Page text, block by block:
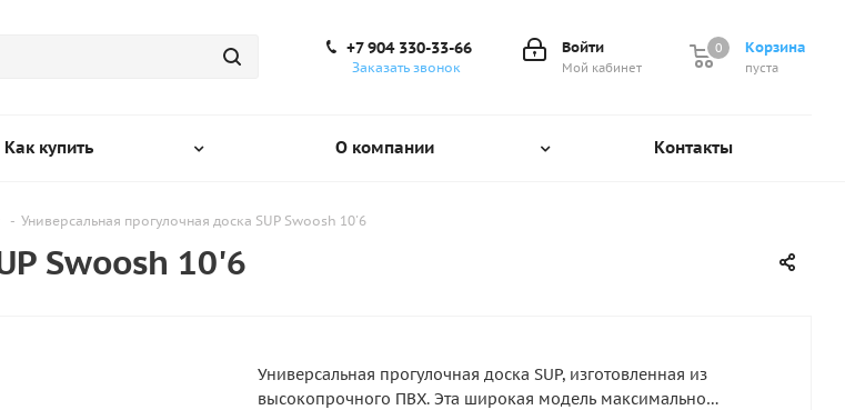
Корзина
0
пуста
0
Войти
Мой кабинет
+7 904 330-33-66
Заказать звонок
Как купить О компании Контакты
- Универсальная прогулочная доска SUP Swoosh 10'6
Swoosh 10'6
Универсальная прогулочная доска SUP, изготовленная из
высокопрочного ПВХ. Эта широкая модель максимально